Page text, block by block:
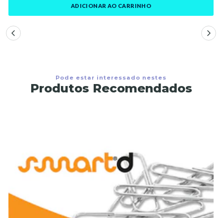
ADICIONAR AO CARRINHO
Pode estar interessado nestes
Produtos Recomendados